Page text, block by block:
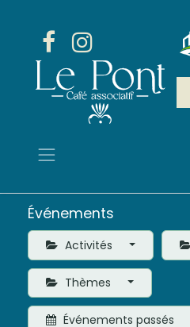
Événements
Activités
Thèmes
Événements passés